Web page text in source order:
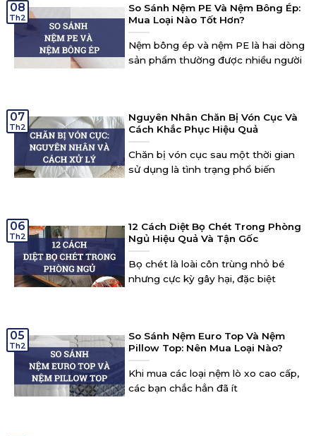
So Sánh Nệm PE Và Nệm Bông Ép:
Mua Loại Nào Tốt Hơn?
Nệm bông ép và nệm PE là hai dòng
sản phẩm thường được nhiều người
08
Th2
Nguyên Nhân Chăn Bị Vón Cục Và
Cách Khắc Phục Hiệu Quả
Chăn bị vón cục sau một thời gian
sử dụng là tình trạng phổ biến
07
Th2
12 Cách Diệt Bọ Chét Trong Phòng
Ngủ Hiệu Quả Và Tận Gốc
Bọ chét là loài côn trùng nhỏ bé
nhưng cực kỳ gây hại, đặc biệt
06
Th2
So Sánh Nệm Euro Top Và Nệm
Pillow Top: Nên Mua Loại Nào?
Khi mua các loại nệm lò xo cao cấp,
các bạn chắc hẳn đã ít
05
Th2